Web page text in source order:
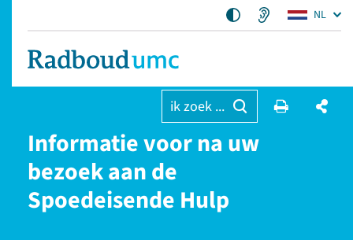
NL
ik zoek ...
Informatie voor na uw
bezoek aan de
Spoedeisende Hulp